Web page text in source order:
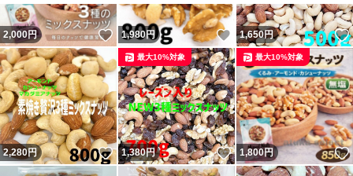
2,000円 いいね！
1,980円 いいね！
1,650円
2,280円 いいね！
1,380円 いいね！
最大10%対象
1,800円
最大10%対象